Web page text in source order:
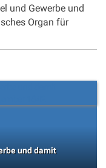
und Gewerbe und
Organ für
und damit